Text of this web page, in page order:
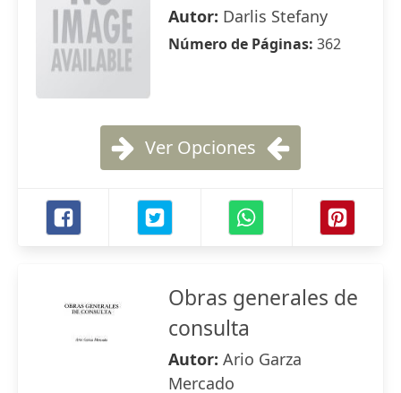
Autor: Darlis Stefany
Número de Páginas: 362
Ver Opciones
Obras generales de
consulta
Autor: Ario Garza
Mercado